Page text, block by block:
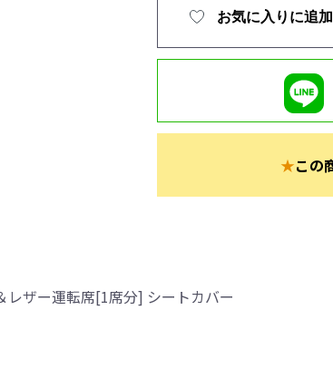
お気に入りに追加
★この
ザー運転席[1席分] シートカバー